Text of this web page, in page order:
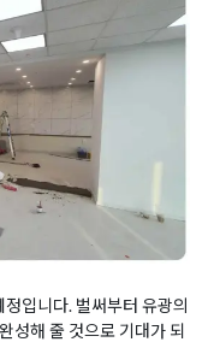
입니다. 벌써부터 유광의
성해 줄 것으로 기대가 되